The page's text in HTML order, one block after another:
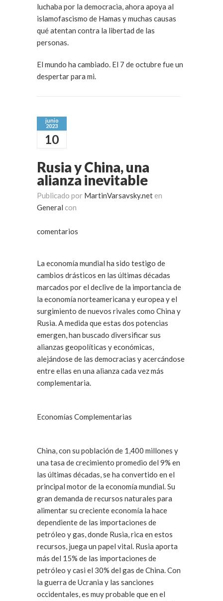
luchaba por la democracia, ahora apoya al
islamofascismo de Hamas y muchas causas
qué atentan contra la libertad de las
personas.
El mundo ha cambiado. El 7 de octubre fue un
despertar para mi.
junio
2023
10
Rusia y China, una
alianza inevitable
Publicado por MartinVarsavsky.net en
General con
comentarios
La economía mundial ha sido testigo de
cambios drásticos en las últimas décadas
marcados por el declive de la importancia de
la economía norteamericana y europea y el
surgimiento de nuevos rivales como China y
Rusia. A medida que estas dos potencias
emergen, han buscado diversificar sus
alianzas geopolíticas y económicas,
alejándose de las democracias y acercándose
entre ellas en una alianza cada vez más
complementaria.
Economías Complementarias
China, con su población de 1,400 millones y
una tasa de crecimiento promedio del 9% en
las últimas décadas, se ha convertido en el
principal motor de la economía mundial. Su
gran demanda de recursos naturales para
alimentar su creciente economía la hace
dependiente de las importaciones de
petróleo y gas, donde Rusia, rica en estos
recursos, juega un papel vital. Rusia aporta
más del 15% de las importaciones de
petróleo y casi el 30% del gas de China. Con
la guerra de Ucrania y las sanciones
occidentales, es muy probable que en el